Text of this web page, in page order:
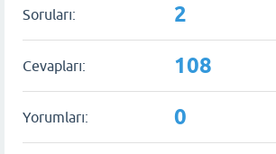
Soruları: 2
Cevapları: 108
Yorumları: 0